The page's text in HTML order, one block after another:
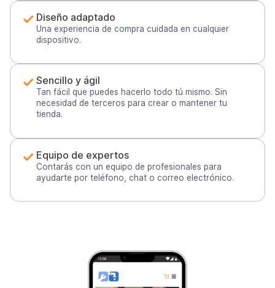
Diseño adaptado
Una experiencia de compra cuidada en cualquier
dispositivo.
Sencillo y ágil
Tan fácil que puedes hacerlo todo tú mismo. Sin
necesidad de terceros para crear o mantener tu
tienda.
Equipo de expertos
Contarás con un equipo de profesionales para
ayudarte por teléfono, chat o correo electrónico.